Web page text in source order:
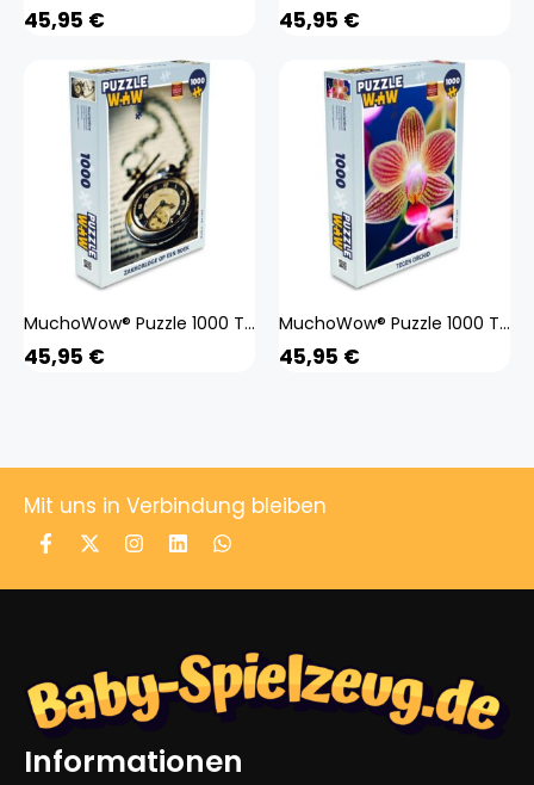
45,95 € 45,95 €
MuchoWow® Puzzle 1000 Teile Taschenuhr auf einem Buch - Spielzeug - Alt und Jung - Spiele - Puzzeln
45,95 €
MuchoWow® Puzzle 1000 Teile Von Orchidee - Spielzeug - Alt und Jung - Spiele - Puzzeln
45,95 €
Mit uns in Verbindung bleiben
Informationen